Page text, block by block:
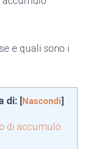
e quali sono i
di: [Nascondi]
di accumulo